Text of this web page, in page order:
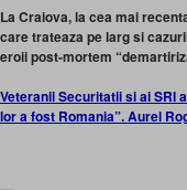
La Craiova, la cea mai
care trateaza pe larg si
eroii post-mortem
Veteranii Securitatii si ai SRI
lor a fost Romania”. Aurel